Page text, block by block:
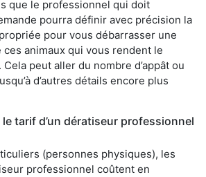
que le professionnel qui doit
pourra définir avec précision la
pour vous débarrasser une
animaux qui vous rendent le
peut aller du nombre d’appât ou
d’autres détails encore plus
le tarif d’un dératiseur professionnel
(personnes physiques), les
professionnel coûtent en